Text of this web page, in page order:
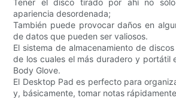
Tener el disco tirado por ahí no
apariencia desordenada;
También puede provocar daños en
de datos que pueden ser valiosos.
El sistema de almacenamiento de
de los cuales el más duradero y portátil
Body Glove.
El Desktop Pad es perfecto para
y, básicamente, tomar notas